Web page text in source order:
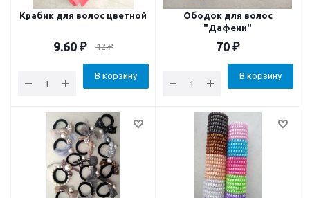
Крабик для волос цветной
9.60₽ 12₽
В корзину
Ободок для волос
"Дафени"
70 ₽
В корзину